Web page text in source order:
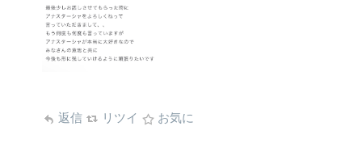
返信 リツイ お気に